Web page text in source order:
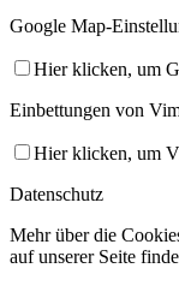
Google Map-
Hier klicken, um
Einbettungen von
Hier klicken, um
Datenschutz
Mehr über die
auf unserer Seite